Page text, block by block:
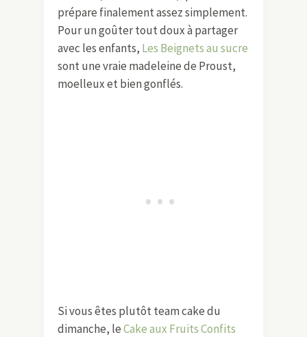
prépare finalement assez simplement.
Pour un goûter tout doux à partager
avec les enfants, Les Beignets au sucre
sont une vraie madeleine de Proust,
moelleux et bien gonflés.
Si vous êtes plutôt team cake du
dimanche, leCake aux Fruits Confits